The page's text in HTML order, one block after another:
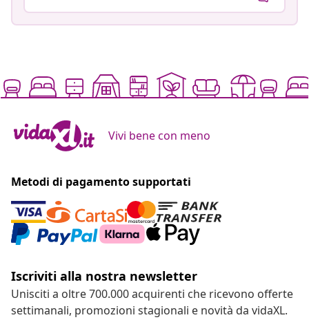
Vivi bene con meno
Metodi di pagamento supportati
Iscriviti alla nostra newsletter
Unisciti a oltre 700.000 acquirenti che ricevono offerte
settimanali, promozioni stagionali e novità da vidaXL.